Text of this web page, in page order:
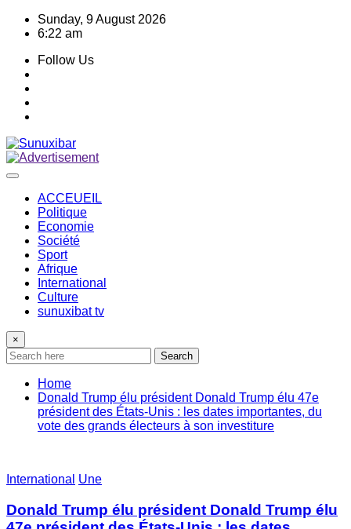
Skip
Sunday, 9 August 2026
6:22 am
Follow Us
ACCEUEIL
Politique
Economie
Société
Sport
Afrique
International
Culture
sunuxibat tv
×
Search
Home
Donald Trump élu président Donald Trump élu 47e
président des États-Unis : les dates importantes, du
vote des grands électeurs à son investiture
International Une
Donald Trump élu président Donald Trump élu